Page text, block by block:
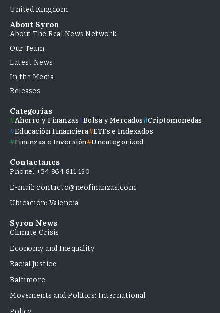
United Kingdom
About Syron
About The Real News Network
Our Team
Latest News
In the Media
Releases
Categorías
Ahorro y Finanzas Bolsa y Mercados
Criptomonedas
Educación Financiera ETFs e Indexados
Finanzas e Inversión Uncategorized
Contactanos
Phone: +34 864 811 180
E-mail: contacto@neofinanzas.com
Ubicación: Valencia
Syron News
Climate Crisis
Economy and Inequality
Racial Justice
Baltimore
Movements and Politics: International
Policy